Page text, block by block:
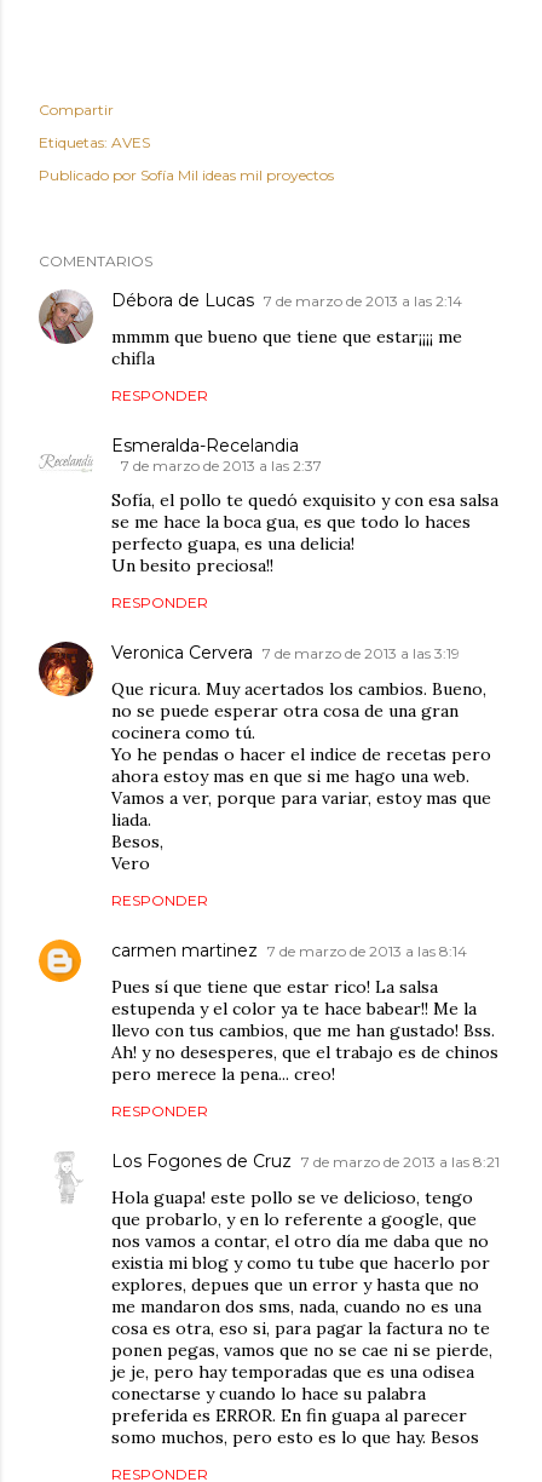
Compartir
Etiquetas: AVES
Publicado por Sofía Mil ideas mil proyectos
COMENTARIOS
Débora de Lucas 7 de marzo de 2013 a las 2:14
mmmm que bueno que tiene que estar¡¡¡¡ me
chifla
RESPONDER
Esmeralda-Recelandia
7 de marzo de 2013 a las 2:37
Sofía, el pollo te quedó exquisito y con esa salsa
se me hace la boca gua, es que todo lo haces
perfecto guapa, es una delicia!
Un besito preciosa!!
RESPONDER
Veronica Cervera 7 de marzo de 2013 a las 3:19
Que ricura. Muy acertados los cambios. Bueno,
no se puede esperar otra cosa de una gran
cocinera como tú.
Yo he pendas o hacer el indice de recetas pero
ahora estoy mas en que si me hago una web.
Vamos a ver, porque para variar, estoy mas que
liada.
Besos,
Vero
RESPONDER
carmen martinez 7 de marzo de 2013 a las 8:14
Pues sí que tiene que estar rico! La salsa
estupenda y el color ya te hace babear!! Me la
llevo con tus cambios, que me han gustado! Bss.
Ah! y no desesperes, que el trabajo es de chinos
pero merece la pena... creo!
RESPONDER
Los Fogones de Cruz 7 de marzo de 2013 a las 8:21
Hola guapa! este pollo se ve delicioso, tengo
que probarlo, y en lo referente a google, que
nos vamos a contar, el otro día me daba que no
existia mi blog y como tu tube que hacerlo por
explores, depues que un error y hasta que no
me mandaron dos sms, nada, cuando no es una
cosa es otra, eso si, para pagar la factura no te
ponen pegas, vamos que no se cae ni se pierde,
je je, pero hay temporadas que es una odisea
conectarse y cuando lo hace su palabra
preferida es ERROR. En fin guapa al parecer
somo muchos, pero esto es lo que hay. Besos
RESPONDER